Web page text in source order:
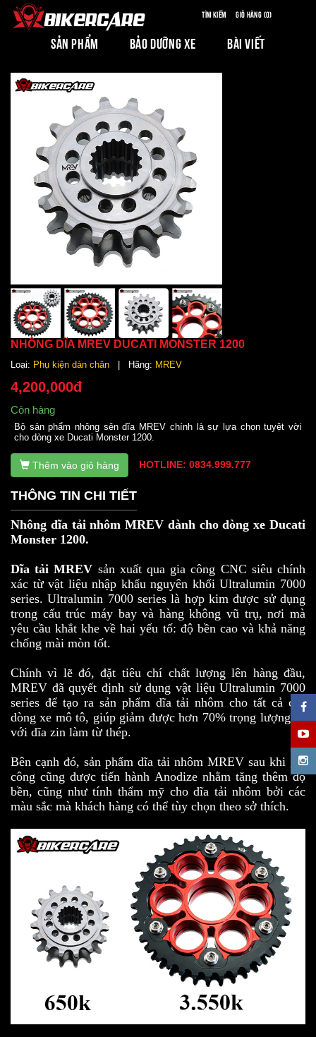
Tìm kiếm Giỏ hàng (0)
SẢN PHẨM BẢO DƯỠNG XE BÀI VIẾT
NHÔNG DĨA MREV DUCATI MONSTER 1200
Loại: Phụ kiện dàn chân | Hãng: MREV
4,200,000đ
Còn hàng
Bộ sản phẩm nhông sên dĩa MREV chính là sự lựa chọn tuyệt vời
cho dòng xe Ducati Monster 1200.
Thêm vào giỏ hàng HOTLINE: 0834.999.777
THÔNG TIN CHI TIẾT
Nhông dĩa tải nhôm MREV dành cho dòng xe Ducati
Monster 1200.
Dĩa tải MREV sản xuất qua gia công CNC siêu chính
xác từ vật liệu nhập khẩu nguyên khối Ultralumin 7000
series. Ultralumin 7000 series là hợp kim được sử dụng
trong cấu trúc máy bay và hàng không vũ trụ, nơi mà
yêu cầu khắt khe về hai yếu tố: độ bền cao và khả năng
chống mài mòn tốt.
Chính vì lẽ đó, đặt tiêu chí chất lượng lên hàng đầu,
MREV đã quyết định sử dụng vật liệu Ultralumin 7000
series để tạo ra sản phẩm dĩa tải nhôm cho tất cả các
dòng xe mô tô, giúp giảm được hơn 70% trọng lượng so
với dĩa zin làm từ thép.
Bên cạnh đó, sản phẩm dĩa tải nhôm MREV sau khi gia
công cũng được tiến hành Anodize nhằm tăng thêm độ
bền, cũng như tính thẩm mỹ cho dĩa tải nhôm bởi các
màu sắc mà khách hàng có thể tùy chọn theo sở thích.